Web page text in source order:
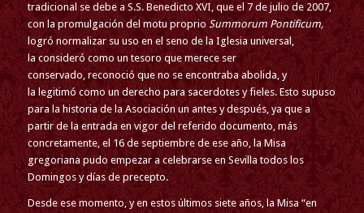
tradicional se debe a S.S. Benedicto XVI, que el 7 de julio de 2007,
con la promulgación del motu proprio Summorum Pontificum,
logró normalizar su uso en el seno de la Iglesia universal,
la consideró como un tesoro que merece ser
conservado, reconoció que no se encontraba abolida, y
la legitimó como un derecho para sacerdotes y fieles. Esto supuso
para la historia de la Asociación un antes y después, ya que a
partir de la entrada en vigor del referido documento, más
concretamente, el 16 de septiembre de ese año, la Misa
gregoriana pudo empezar a celebrarse en Sevilla todos los
Domingos y días de precepto.
Desde ese momento, y en estos últimos siete años, la Misa “en